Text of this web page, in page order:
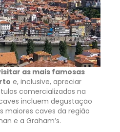
as mais famosas
e, inclusive, apreciar
comercializados na
incluem degustação
maiores caves da região
e a Graham’s.